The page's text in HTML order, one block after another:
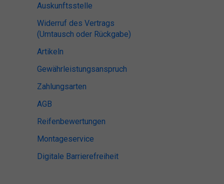
Auskunftsstelle
Widerruf des Vertrags
(Umtausch oder Rückgabe)
Artikeln
Gewährleistungsanspruch
Zahlungsarten
AGB
Reifenbewertungen
Montageservice
Digitale Barrierefreiheit